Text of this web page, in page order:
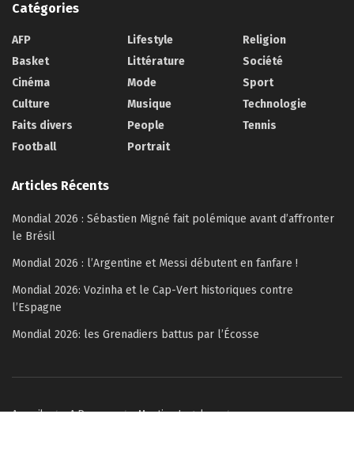
Catégories
AFP
Basket
Cinéma
Culture
Faits divers
Football
Lifestyle
Littérature
Mode
Musique
People
Portrait
Religion
Société
Sport
Technologie
Tennis
Articles Récents
Mondial 2026 : Sébastien Migné fait polémique avant d’affronter
le Brésil
Mondial 2026 : l’Argentine et Messi débutent en fanfare !
Mondial 2026: Vozinha et le Cap-Vert historiques contre
l’Espagne
Mondial 2026: les Grenadiers battus par l’Écosse
Accueil A Propos
Mention Legales